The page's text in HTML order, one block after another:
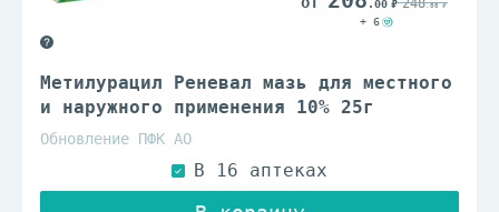
Метилурацил Реневал мазь для местного
и наружного применения 10% 25г
Обновление ПФК АО
.00 248.00
+ 6